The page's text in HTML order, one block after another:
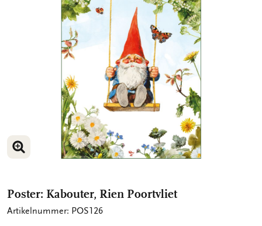
VERGROOT AFBEELDING
Poster: Kabouter, Rien Poortvliet
Artikelnummer: POS126